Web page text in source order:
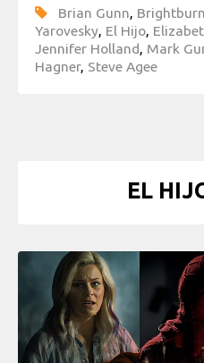
Brian Gunn, Brightburn
Yarovesky, El Hijo,
Jennifer Holland, Mark
Hagner, Steve Agee
EL